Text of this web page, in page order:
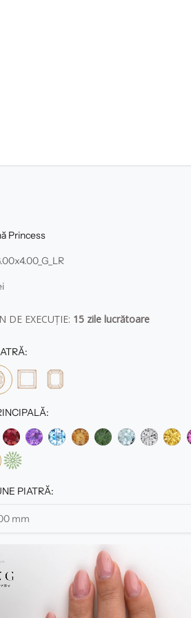
Princess
DE EXECUȚIE: 15zile lucrătoare
PIATRĂ: